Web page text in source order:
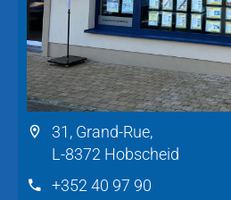
31, Grand-Rue,
L-8372 Hobscheid
+352 40 97 90